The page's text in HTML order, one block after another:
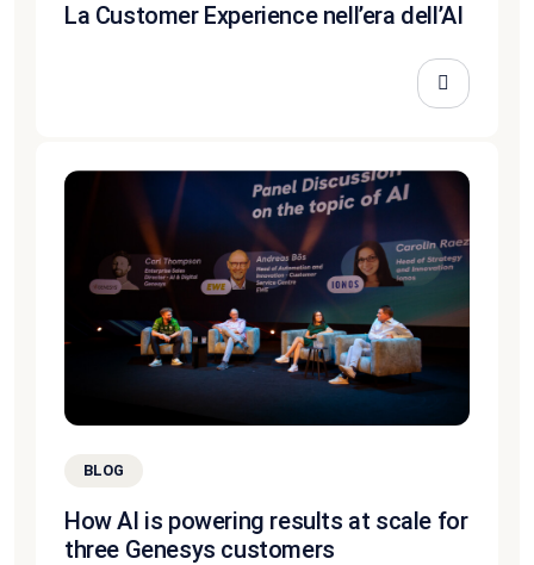
La Customer Experience nell’era dell’AI
BLOG
How AI is powering results at scale for
three Genesys customers